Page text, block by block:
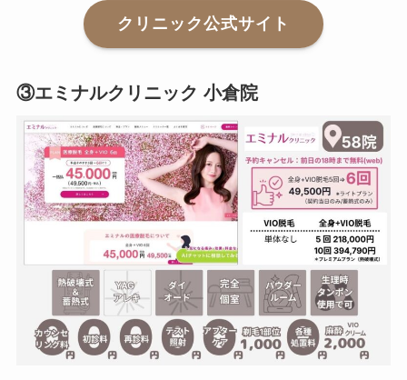
クリニック公式サイト
③エミナルクリニック 小倉院